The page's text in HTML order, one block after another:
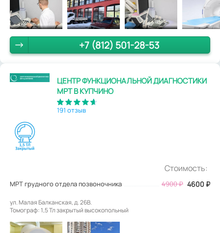
+7 (812) 501-28-53
ЦЕНТР ФУНКЦИОНАЛЬНОЙ ДИАГНОСТИКИ
МРТ В КУПЧИНО
191 отзыв
Стоимость:
МРТ грудного отдела позвоночника 4900₽ 4600 ₽
ул. Малая Балканская, д. 26В.
Томограф: 1,5 Тл закрытый высокопольный